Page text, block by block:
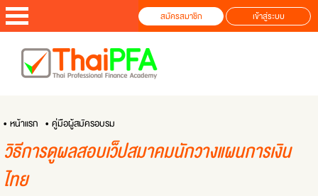
สมัครสมาชิก เข้าสู่ระบบ
• หน้าแรก • คู่มือผู้สมัครอบรม
วิธีการดูผลสอบเว็ปสมาคมนักวางแผนการเงิน
ไทย